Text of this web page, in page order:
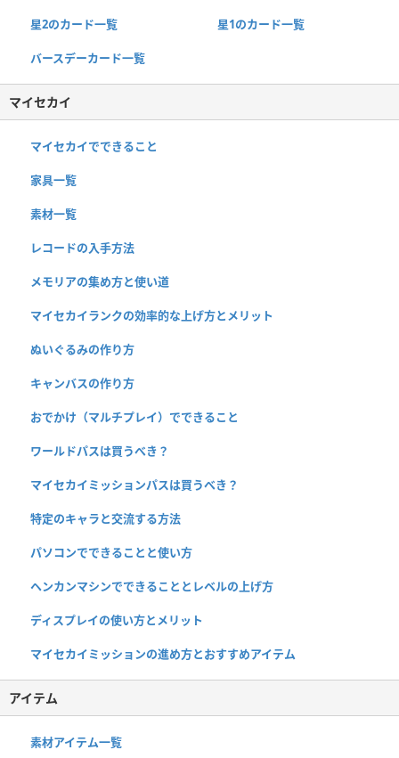
星2のカード一覧 星1のカード一覧
バースデーカード一覧
マイセカイ
マイセカイでできること
家具一覧
素材一覧
レコードの入手方法
メモリアの集め方と使い道
マイセカイランクの効率的な上げ方とメリット
ぬいぐるみの作り方
キャンバスの作り方
おでかけ（マルチプレイ）でできること
ワールドパスは買うべき？
マイセカイミッションパスは買うべき？
特定のキャラと交流する方法
パソコンでできることと使い方
ヘンカンマシンでできることとレベルの上げ方
ディスプレイの使い方とメリット
マイセカイミッションの進め方とおすすめアイテム
アイテム
素材アイテム一覧